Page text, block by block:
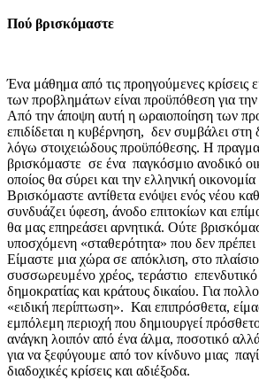
Πού βρισκόμαστε
Ένα μάθημα από τις προηγούμενες κρίσεις
των προβλημάτων είναι προϋπόθεση για την
Από την άποψη αυτή η ωραιοποίηση των
επιδίδεται η κυβέρνηση, δεν συμβάλει στη
λόγω στοιχειώδους προϋπόθεσης. Η
βρισκόμαστε σε ένα παγκόσμιο ανοδικό
οποίος θα σύρει και την ελληνική
Βρισκόμαστε αντίθετα ενόψει ενός νέου
συνδυάζει ύφεση, άνοδο επιτοκίων και
θα μας επηρεάσει αρνητικά. Ούτε
υποσχόμενη «σταθερότητα» που δεν πρέπει
Είμαστε μια χώρα σε απόκλιση, στο
συσσωρευμένο χρέος, τεράστιο
δημοκρατίας και κράτους δικαίου. Για
«ειδική περίπτωση». Και επιπρόσθετα,
εμπόλεμη περιοχή που δημιουργεί
ανάγκη λοιπόν από ένα άλμα, ποσοτικό
για να ξεφύγουμε από τον κίνδυνο μιας
διαδοχικές κρίσεις και αδιέξοδα.